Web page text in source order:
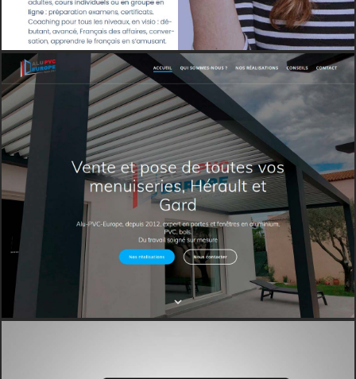
ENTREPRISES VITRINE WEB
ECURIE DE FRANCJOIE
ENTREPRISES VITRINE WEB
ALÈSVET
WEB
A FRENCH COACH